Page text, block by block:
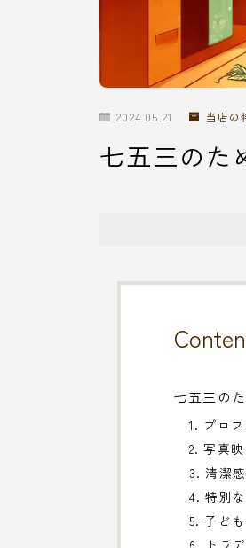
2024.05.21 当店の
七五三のた
七五三の
1. プロ
2. 写真
3. 清潔
4. 特別
5. 子ど